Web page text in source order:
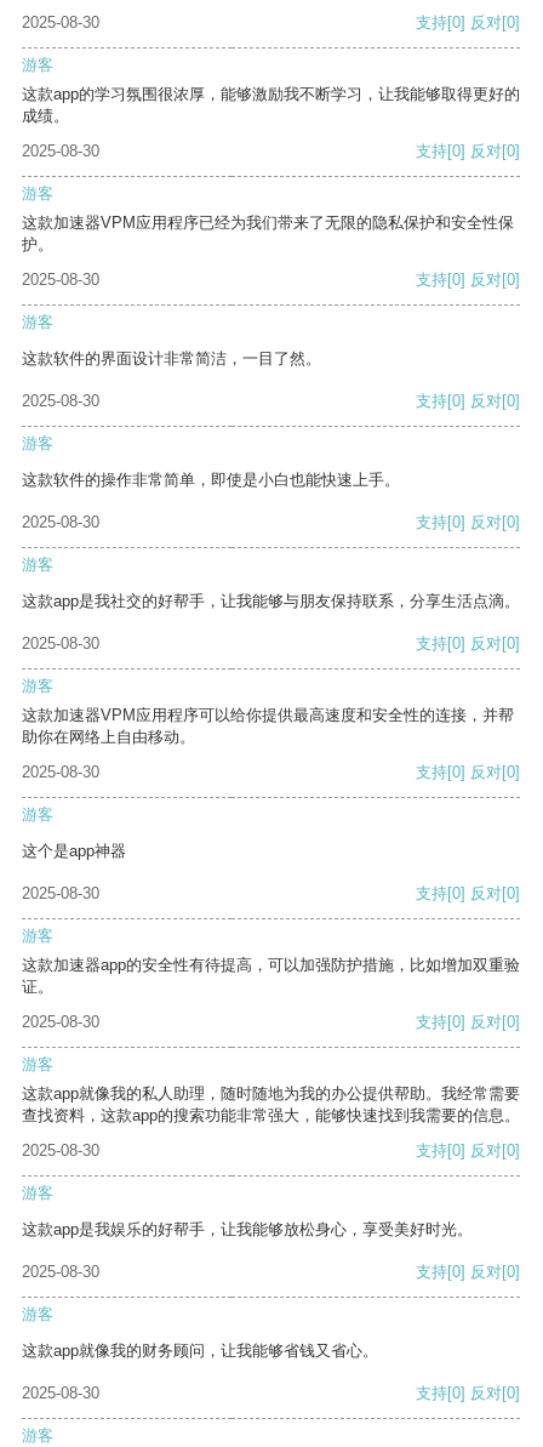
2025-08-30 支持[0] 反对[0]
游客
这款app的学习氛围很浓厚，能够激励我不断学习，让我能够取得更好的
成绩。
2025-08-30
支持[0] 反对[0]
游客
这款加速器VPM应用程序已经为我们带来了无限的隐私保护和安全性保
护。
2025-08-30
支持[0] 反对[0]
游客
这款软件的界面设计非常简洁，一目了然。
2025-08-30 支持[0] 反对[0]
游客
这款软件的操作非常简单，即使是小白也能快速上手。
2025-08-30 支持[0] 反对[0]
游客
这款app是我社交的好帮手，让我能够与朋友保持联系，分享生活点滴。
2025-08-30 支持[0] 反对[0]
游客
这款加速器VPM应用程序可以给你提供最高速度和安全性的连接，并帮
助你在网络上自由移动。
2025-08-30
支持[0] 反对[0]
游客
这个是app神器
2025-08-30 支持[0] 反对[0]
游客
这款加速器app的安全性有待提高，可以加强防护措施，比如增加双重验
证。
2025-08-30
支持[0] 反对[0]
游客
这款app就像我的私人助理，随时随地为我的办公提供帮助。我经常需要
查找资料，这款app的搜索功能非常强大，能够快速找到我需要的信息。
2025-08-30
支持[0] 反对[0]
游客
这款app是我娱乐的好帮手，让我能够放松身心，享受美好时光。
2025-08-30 支持[0] 反对[0]
游客
这款app就像我的财务顾问，让我能够省钱又省心。
2025-08-30 支持[0] 反对[0]
游客